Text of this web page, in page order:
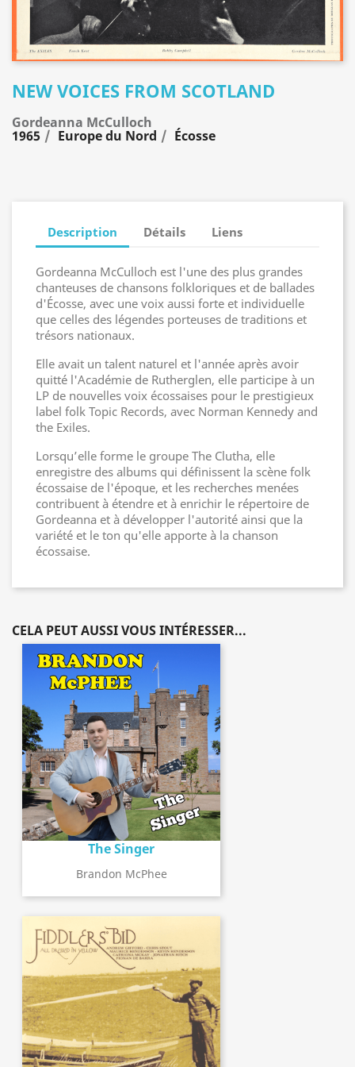
NEW VOICES FROM SCOTLAND
Gordeanna McCulloch
1965 Europe du Nord Écosse
Description Détails Liens
Gordeanna McCulloch est l'une des plus grandes
chanteuses de chansons folkloriques et de ballades
d'Écosse, avec une voix aussi forte et individuelle
que celles des légendes porteuses de traditions et
trésors nationaux.
Elle avait un talent naturel et l'année après avoir
quitté l'Académie de Rutherglen, elle participe à un
LP de nouvelles voix écossaises pour le prestigieux
label folk Topic Records, avec Norman Kennedy and
the Exiles.
Lorsqu’elle forme le groupe The Clutha, elle
enregistre des albums qui définissent la scène folk
écossaise de l'époque, et les recherches menées
contribuent à étendre et à enrichir le répertoire de
Gordeanna et à développer l'autorité ainsi que la
variété et le ton qu'elle apporte à la chanson
écossaise.
CELA PEUT AUSSI VOUS INTÉRESSER...
The Singer
Brandon McPhee